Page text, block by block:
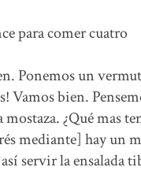
para comer cuatro
Ponemos un
Vamos bien.
¿Qué mas
mediante] hay un
servir la ensalada